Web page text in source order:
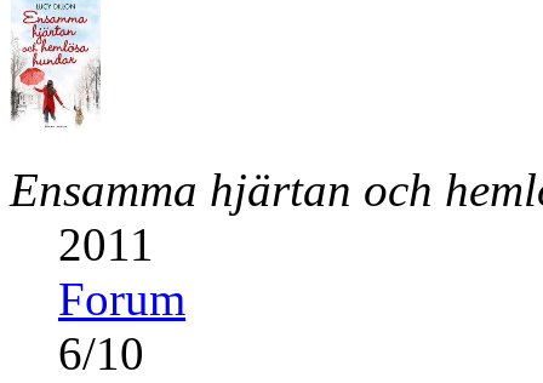
Ensamma hjärtan och
2011
Forum
6/10